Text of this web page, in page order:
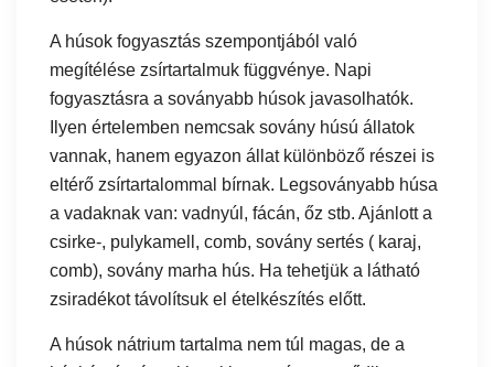
A húsok fogyasztás szempontjából való
megítélése zsírtartalmuk függvénye. Napi
fogyasztásra a soványabb húsok javasolhatók.
Ilyen értelemben nemcsak sovány húsú állatok
vannak, hanem egyazon állat különböző részei is
eltérő zsírtartalommal bírnak. Legsoványabb húsa
a vadaknak van: vadnyúl, fácán, őz stb. Ajánlott a
csirke-, pulykamell, comb, sovány sertés ( karaj,
comb), sovány marha hús. Ha tehetjük a látható
zsiradékot távolítsuk el ételkészítés előtt.
A húsok nátrium tartalma nem túl magas, de a